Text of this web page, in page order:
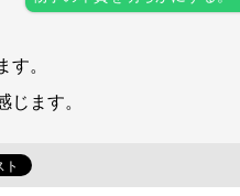
す。
じます。